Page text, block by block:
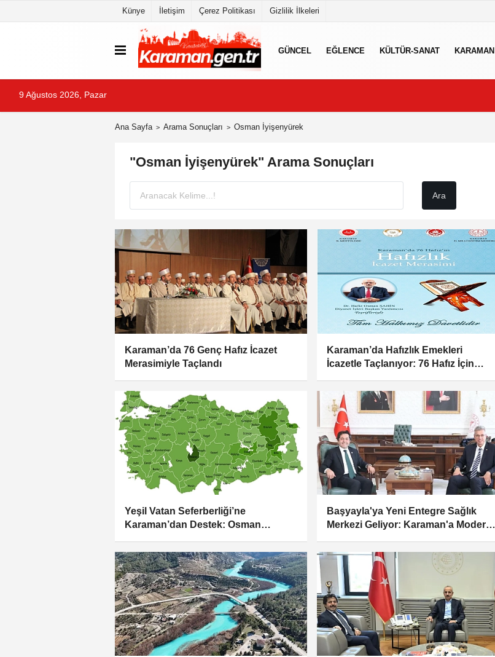
Künye İletişim Çerez Politikası Gizlilik İlkeleri
GÜNCEL EĞLENCE KÜLTÜR-SANAT KARAMAN
9 Ağustos 2026, Pazar
Ana Sayfa Arama Sonuçları Osman İyişenyürek
"Osman İyişenyürek" Arama Sonuçları
Karaman’da 76 Genç Hafız İcazet
Merasimiyle Taçlandı
Karaman’da Hafızlık Emekleri
İcazetle Taçlanıyor: 76 Hafız İçin
Yeşil Vatan Seferberliği’ne
Karaman’dan Destek: Osman
Başyayla'ya Yeni Entegre Sağlık
Merkezi Geliyor: Karaman'a Modern